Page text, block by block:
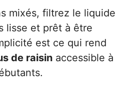
mixés, filtrez le liquide
lisse et prêt à être
est ce qui rend
de raisin accessible à